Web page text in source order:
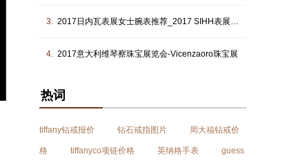
3. 2017日内瓦表展女士腕表推荐_2017 SIHH表展最美女表|腕表之家
4. 2017意大利维琴察珠宝展览会-Vicenzaoro珠宝展
热词
tiffany钻戒报价 钻石戒指图片 周大福钻戒价
格 tiffanyco项链价格 英纳格手表 guess